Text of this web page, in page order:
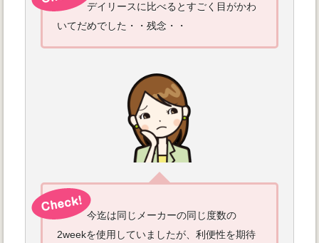
デイリースに比べるとすごく目がかわ
いてだめでした・・残念・・
今迄は同じメーカーの同じ度数の
2weekを使用していましたが、利便性を期待